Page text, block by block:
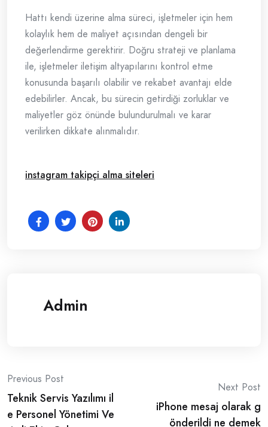
Hattı kendi üzerine alma süreci, işletmeler için hem
kolaylık hem de maliyet açısından dengeli bir
değerlendirme gerektirir. Doğru strateji ve planlama
ile, işletmeler iletişim altyapılarını kontrol etme
konusunda başarılı olabilir ve rekabet avantajı elde
edebilirler. Ancak, bu sürecin getirdiği zorluklar ve
maliyetler göz önünde bulundurulmalı ve karar
verilirken dikkate alınmalıdır.
instagram takipçi alma siteleri
Admin
Post
navigation
Previous Post
Teknik Servis Yazılımı il
e Personel Yönetimi Ve
Next Post
iPhone mesaj olarak g
önderildi ne demek